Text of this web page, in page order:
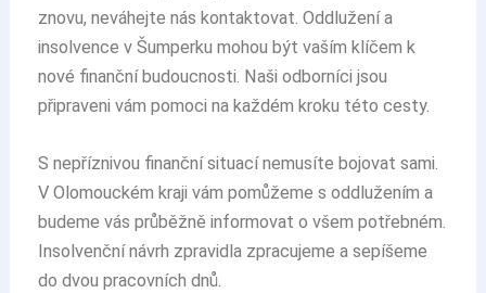
znovu, neváhejte nás kontaktovat. Oddlužení a
insolvence v Šumperku mohou být vaším klíčem k
nové finanční budoucnosti. Naši odborníci jsou
připraveni vám pomoci na každém kroku této cesty.
S nepříznivou finanční situací nemusíte bojovat sami.
V Olomouckém kraji vám pomůžeme s oddlužením a
budeme vás průběžně informovat o všem potřebném.
Insolvenční návrh zpravidla zpracujeme a sepíšeme
do dvou pracovních dnů.